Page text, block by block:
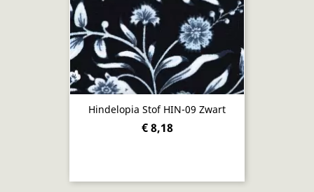
Hindelopia Stof HIN-09 Zwart
€ 8,18